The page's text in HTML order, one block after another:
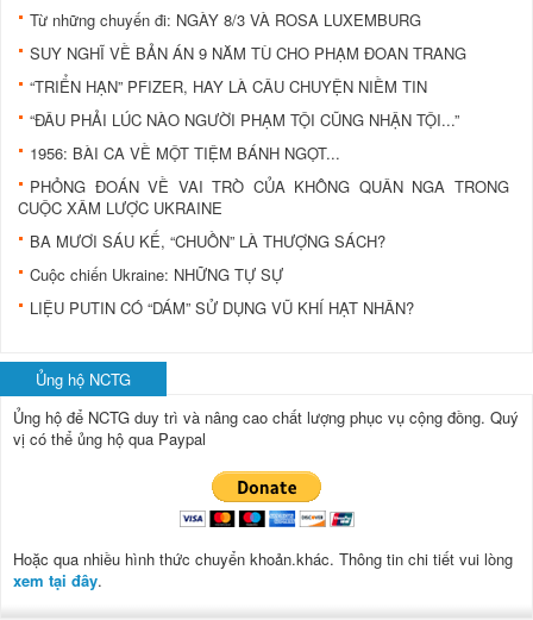
Từ những chuyến đi: NGÀY 8/3 VÀ ROSA LUXEMBURG
SUY NGHĨ VỀ BẢN ÁN 9 NĂM TÙ CHO PHẠM ĐOAN TRANG
“TRIỂN HẠN” PFIZER, HAY LÀ CÂU CHUYỆN NIỀM TIN
“ĐÂU PHẢI LÚC NÀO NGƯỜI PHẠM TỘI CŨNG NHẬN TỘI...”
1956: BÀI CA VỀ MỘT TIỆM BÁNH NGỌT...
PHỎNG ĐOÁN VỀ VAI TRÒ CỦA KHÔNG QUÂN NGA TRONG
CUỘC XÂM LƯỢC UKRAINE
BA MƯƠI SÁU KẾ, “CHUỒN” LÀ THƯỢNG SÁCH?
Cuộc chiến Ukraine: NHỮNG TỰ SỰ
LIỆU PUTIN CÓ “DÁM” SỬ DỤNG VŨ KHÍ HẠT NHÂN?
Ủng hộ NCTG
Ủng hộ để NCTG duy trì và nâng cao chất lượng phục vụ cộng đồng. Quý
vị có thể ủng hộ qua Paypal
Hoặc qua nhiều hình thức chuyển khoản.khác. Thông tin chi tiết vui lòng
xem tại đây.